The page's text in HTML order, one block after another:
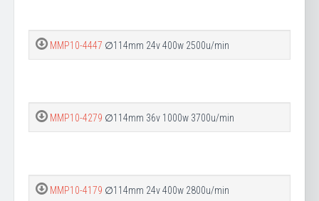
MMP10-4447 ∅114mm 24v 400w 2500u/min
MMP10-4279 ∅114mm 36v 1000w 3700u/min
MMP10-4179 ∅114mm 24v 400w 2800u/min